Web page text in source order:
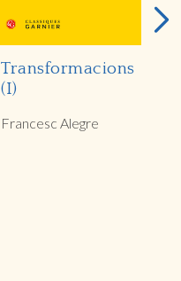
Transformacions
(I)
Francesc Alegre